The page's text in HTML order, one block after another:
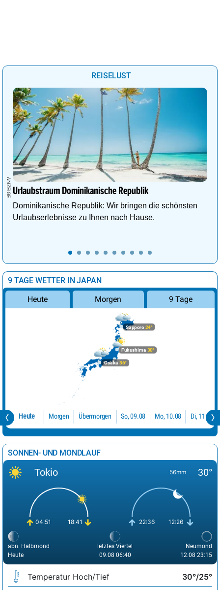
REISELUST
Urlaubstraum Dominikanische Republik
Dominikanische Republik: Wir bringen die schönsten
Urlaubserlebnisse zu Ihnen nach Hause.
9 TAGE WETTER IN JAPAN
Heute Morgen 9 Tage
Fukushima30°
Osaka 36°
Sapporo24°
Heute Morgen Übermorgen So, 09.08 Mo, 10.08 Di, 11.08
SONNEN- UND MONDLAUF
Tokio 56mm 30°
04:51 18:41 22:36 12:26
abn. Halbmond
Heute
letztes Viertel
09.08 06:40
Neumond
12.08 23:15
Temperatur Hoch/Tief 30°/25°